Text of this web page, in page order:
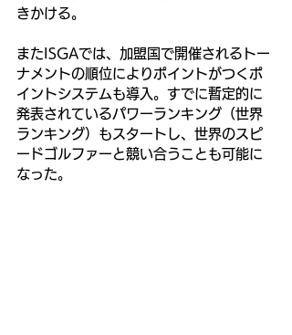
きかける。
またISGAでは、加盟国で開催されるトー
ナメントの順位によりポイントがつくポ
イントシステムも導入。すでに暫定的に
発表されているパワーランキング（世界
ランキング）もスタートし、世界のスピ
ードゴルファーと競い合うことも可能に
なった。